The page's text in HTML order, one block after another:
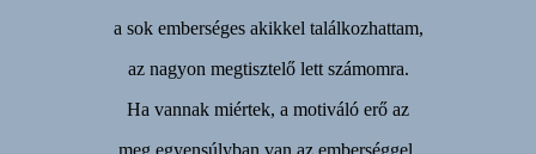
a sok emberséges akikkel találkozhattam,
az nagyon megtisztelő lett számomra.
Ha vannak miértek, a motiváló erő az